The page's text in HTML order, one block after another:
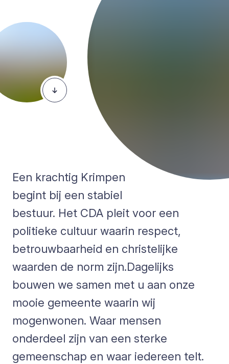
Een krachtig Krimpen
begint bij een stabiel
bestuur. Het CDA pleit voor een
politieke cultuur waarin respect,
betrouwbaarheid en christelijke
waarden de norm zijn.Dagelijks
bouwen we samen met u aan onze
mooie gemeente waarin wij
mogenwonen. Waar mensen
onderdeel zijn van een sterke
gemeenschap en waar iedereen telt.